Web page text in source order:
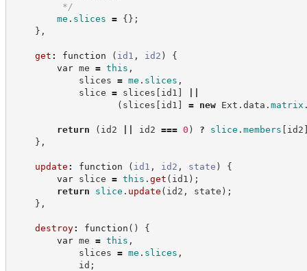
*/
me . slices = {} ;
} ,
get : function ( id1 , id2 )
{
var me = this ,
slices = me . slices ,
slice = slices [ id1 ]
( slices [ id1 ] = new Ext.data . matrix
return ( id2 id2 === 0 ) ? slice . members [ id2
} ,
update : function ( id1 , id2 , state )
{
var slice = this . get ( id1 ) ;
return
slice . update ( id2 , state ) ;
} ,
destroy: function ( )
{
var me = this ,
slices = me . slices ,
id ;